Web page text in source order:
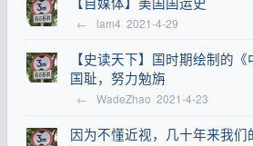
← lam4 2021-4-29
【史读天下】国时期绘制的
国耻，努力勉旃
← WadeZhao 2021-4-23
因为不懂近视，几十年来我们